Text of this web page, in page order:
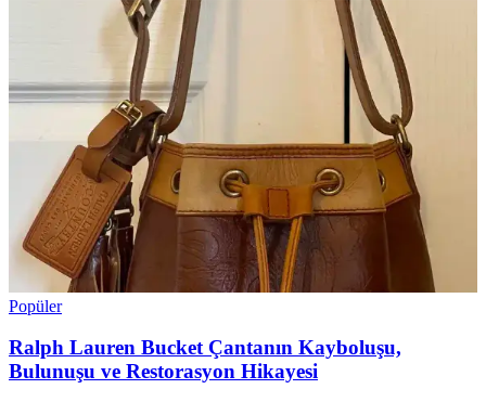
Popüler
Ralph Lauren Bucket Çantanın Kayboluşu,
Bulunuşu ve Restorasyon Hikayesi